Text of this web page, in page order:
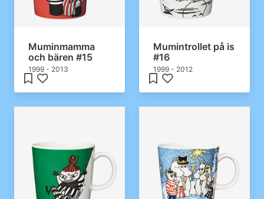
Muminmamma
och bären #15
1999 - 2013
Mumintrollet på is
#16
1999 - 2012